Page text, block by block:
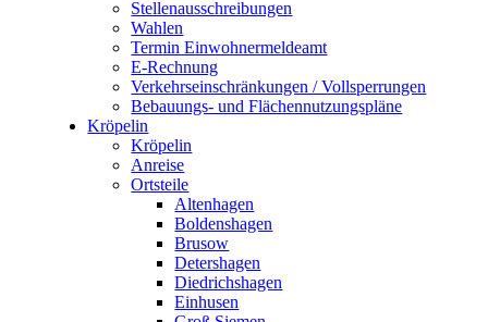
Stellenausschreibungen
Wahlen
Termin Einwohnermeldeamt
E-Rechnung
Verkehrseinschränkungen / Vollsperrungen
Bebauungs- und Flächennutzungspläne
Kröpelin
Kröpelin
Anreise
Ortsteile
Altenhagen
Boldenshagen
Brusow
Detershagen
Diedrichshagen
Einhusen